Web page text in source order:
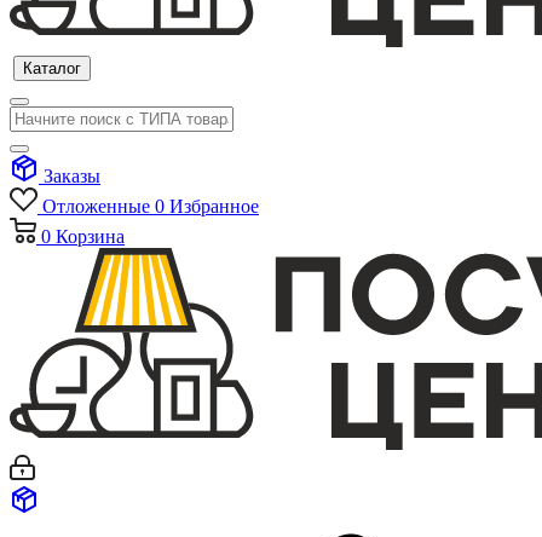
Каталог
Заказы
Отложенные 0 Избранное
0 Корзина